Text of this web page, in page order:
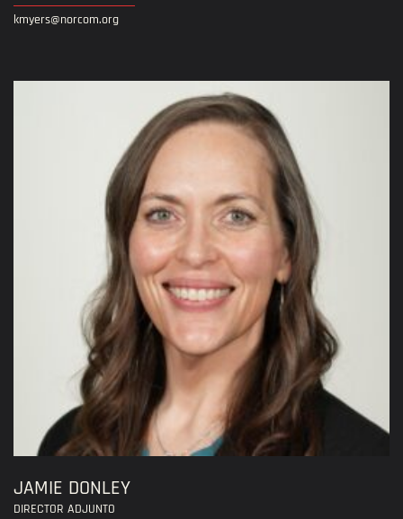
kmyers@norcom.org
JAMIE DONLEY
DIRECTOR ADJUNTO